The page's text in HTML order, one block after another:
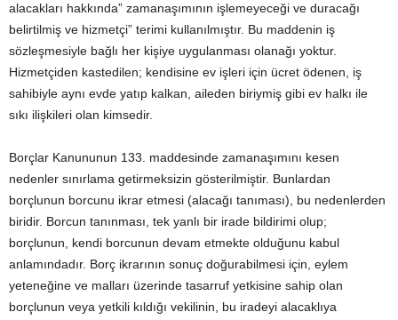
alacakları hakkında” zamanaşımının işlemeyeceği ve duracağı
belirtilmiş ve hizmetçi” terimi kullanılmıştır. Bu maddenin iş
sözleşmesiyle bağlı her kişiye uygulanması olanağı yoktur.
Hizmetçiden kastedilen; kendisine ev işleri için ücret ödenen, iş
sahibiyle aynı evde yatıp kalkan, aileden biriymiş gibi ev halkı ile
sıkı ilişkileri olan kimsedir.
Borçlar Kanununun 133. maddesinde zamanaşımını kesen
nedenler sınırlama getirmeksizin gösterilmiştir. Bunlardan
borçlunun borcunu ikrar etmesi (alacağı tanıması), bu nedenlerden
biridir. Borcun tanınması, tek yanlı bir irade bildirimi olup;
borçlunun, kendi borcunun devam etmekte olduğunu kabul
anlamındadır. Borç ikrarının sonuç doğurabilmesi için, eylem
yeteneğine ve malları üzerinde tasarruf yetkisine sahip olan
borçlunun veya yetkili kıldığı vekilinin, bu iradeyi alacaklıya